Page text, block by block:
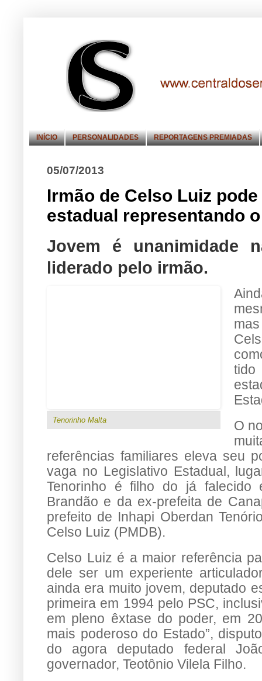
INÍCIO PERSONALIDADES REPORTAGENS PREMIADAS
05/07/2013
Irmão de Celso Luiz
estadual representando
Jovem é unanimidade
liderado pelo irmão.
Tenorinho Malta
O
referências familiares eleva seu
vaga no Legislativo Estadual,
Tenorinho é filho do já falecido
Brandão e da ex-prefeita de
prefeito de Inhapi Oberdan
Celso Luiz (PMDB).
Celso Luiz é a maior referência
dele ser um experiente
ainda era muito jovem, deputado
primeira em 1994 pelo PSC,
em pleno êxtase do poder, em
mais poderoso do Estado”,
do agora deputado federal
governador, Teotônio Vilela Filho.